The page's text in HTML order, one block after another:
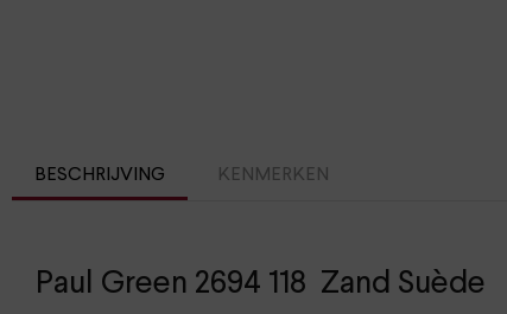
BESCHRIJVING KENMERKEN
Paul Green 2694 118 Zand Suède